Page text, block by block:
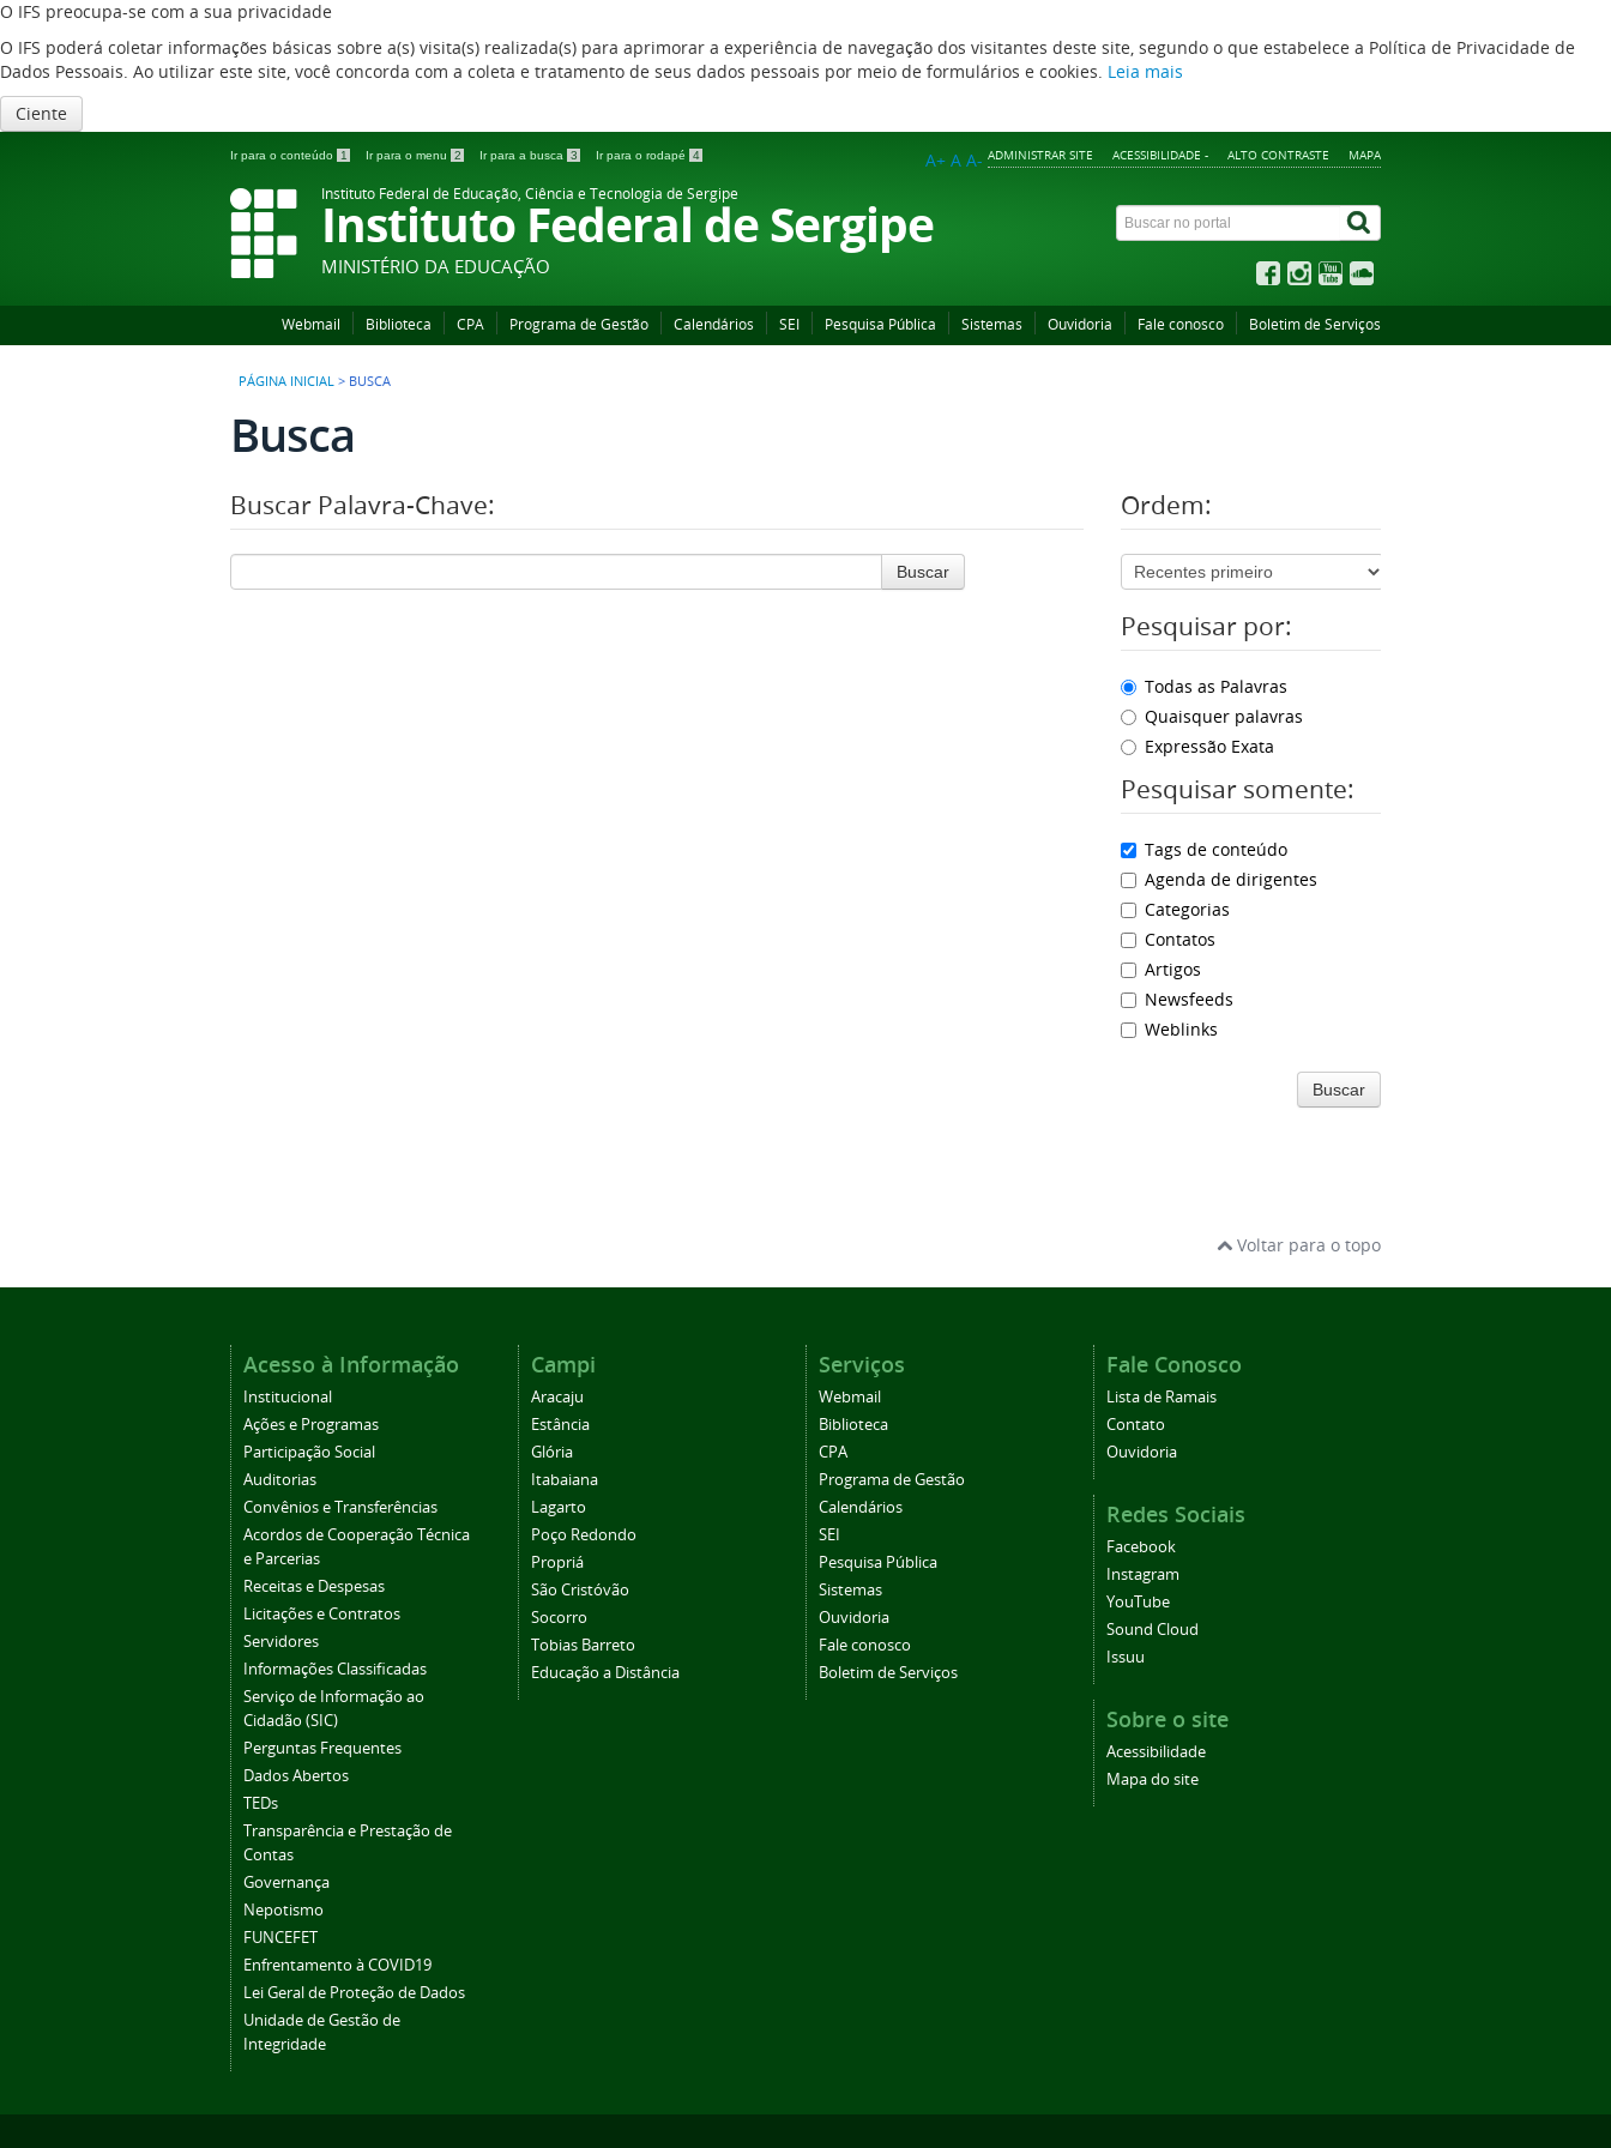
O IFS preocupa-se com a sua privacidade
O IFS poderá coletar informações básicas sobre a(s) visita(s) realizada(s) para aprimorar a experiência de navegação dos visitantes deste site, segundo o que estabelece a Política de Privacidade de
Dados Pessoais. Ao utilizar este site, você concorda com a coleta e tratamento de seus dados pessoais por meio de formulários e cookies. Leia mais
Ciente
Ir para o conteúdo 1 Ir para o menu 2 Ir para a busca 3 Ir para o rodapé 4 ADMINISTRAR SITE ACESSIBILIDADE - ALTO CONTRASTE MAPA
A+ A A-
Instituto Federal de Educação, Ciência e Tecnologia de Sergipe
Instituto Federal de Sergipe
MINISTÉRIO DA EDUCAÇÃO
Webmail Biblioteca CPA Programa de Gestão Calendários SEI Pesquisa Pública Sistemas Ouvidoria Fale conosco Boletim de Serviços
PÁGINA INICIAL > BUSCA
Busca
Buscar Palavra-Chave:
Buscar
Ordem:
Pesquisar por:
Todas as Palavras
Quaisquer palavras
Expressão Exata
Pesquisar somente:
Tags de conteúdo
Agenda de dirigentes
Categorias
Contatos
Artigos
Newsfeeds
Weblinks
Buscar
Voltar para o topo
Acesso à Informação
Institucional
Ações e Programas
Participação Social
Auditorias
Convênios e Transferências
Acordos de Cooperação Técnica
e Parcerias
Receitas e Despesas
Licitações e Contratos
Servidores
Informações Classificadas
Serviço de Informação ao
Cidadão (SIC)
Perguntas Frequentes
Dados Abertos
TEDs
Transparência e Prestação de
Contas
Governança
Nepotismo
FUNCEFET
Enfrentamento à COVID19
Lei Geral de Proteção de Dados
Unidade de Gestão de
Integridade
Campi
Aracaju
Estância
Glória
Itabaiana
Lagarto
Poço Redondo
Propriá
São Cristóvão
Socorro
Tobias Barreto
Educação a Distância
Serviços
Webmail
Biblioteca
CPA
Programa de Gestão
Calendários
SEI
Pesquisa Pública
Sistemas
Ouvidoria
Fale conosco
Boletim de Serviços
Fale Conosco
Lista de Ramais
Contato
Ouvidoria
Redes Sociais
Facebook
Instagram
YouTube
Sound Cloud
Issuu
Sobre o site
Acessibilidade
Mapa do site